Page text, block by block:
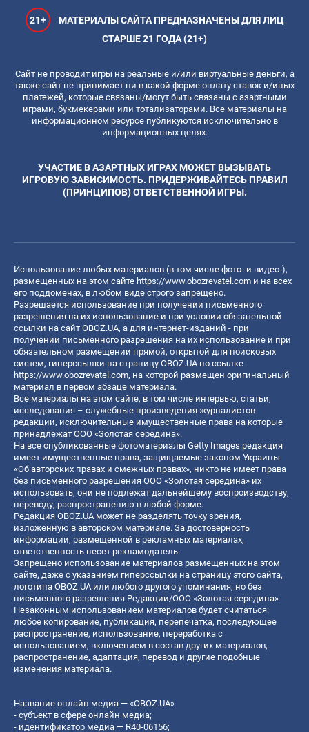
21+
МАТЕРИАЛЫ САЙТА ПРЕДНАЗНАЧЕНЫ ДЛЯ ЛИЦ
СТАРШЕ 21 ГОДА (21+)
Сайт не проводит игры на реальные и/или виртуальные деньги, а
также сайт не принимает ни в какой форме оплату ставок и/иных
платежей, которые связаны/могут быть связаны с азартными
играми, букмекерами или тотализаторами. Все материалы на
информационном ресурсе публикуются исключительно в
информационных целях.
УЧАСТИЕ В АЗАРТНЫХ ИГРАХ МОЖЕТ ВЫЗЫВАТЬ
ИГРОВУЮ ЗАВИСИМОСТЬ. ПРИДЕРЖИВАЙТЕСЬ ПРАВИЛ
(ПРИНЦИПОВ) ОТВЕТСТВЕННОЙ ИГРЫ.
Использование любых материалов (в том числе фото- и видео-),
размещенных на этом сайте https://www.obozrevatel.com и на всех
его поддоменах, в любом виде строго запрещено.
Разрешается использование при получении письменного
разрешения на их использование и при условии обязательной
ссылки на сайт OBOZ.UA, а для интернет-изданий - при
получении письменного разрешения на их использование и при
обязательном размещении прямой, открытой для поисковых
систем, гиперссылки на страницу OBOZ.UA по ссылке
https://www.obozrevatel.com, на которой размещен оригинальный
материал в первом абзаце материала.
Все материалы на этом сайте, в том числе интервью, статьи,
исследования – служебные произведения журналистов
редакции, исключительные имущественные права на которые
принадлежат ООО «Золотая середина».
На все опубликованные фотоматериалы Getty Images редакция
имеет имущественные права, защищаемые законом Украины
«Об авторских правах и смежных правах», никто не имеет права
без письменного разрешения ООО «Золотая середина» их
использовать, они не подлежат дальнейшему воспроизводству,
переводу, распространению в любой форме.
Редакция OBOZ.UA может не разделять точку зрения,
изложенную в авторском материале. За достоверность
информации, размещенной в рекламных материалах,
ответственность несет рекламодатель.
Запрещено использование материалов размещенных на этом
сайте, даже с указанием гиперссылки на страницу этого сайта,
логотипа OBOZ.UA или любого другого упоминания, но без
письменного разрешения Редакции/ООО «Золотая середина»
Незаконным использованием материалов будет считаться:
любое копирование, публикация, перепечатка, последующее
распространение, использование, переработка с
использованием, включением в состав других материалов,
распространение, адаптация, перевод и другие подобные
изменения материала.
Название онлайн медиа — «OBOZ.UA»
- субъект в сфере онлайн медиа;
- идентификатор медиа — R40-06156;